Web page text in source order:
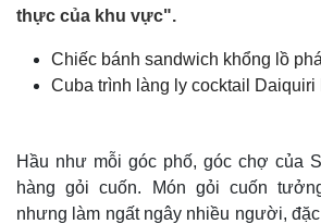
thực của khu vực".
Chiếc bánh sandwich khổng lồ
Cuba trình làng ly cocktail Daiquiri
Hầu như mỗi góc phố, góc chợ của
hàng gỏi cuốn. Món gỏi cuốn
nhưng làm ngất ngây nhiều người,